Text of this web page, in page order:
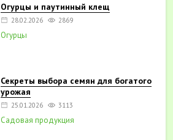
Огурцы и паутинный клещ
28.02.2026 2869
Огурцы
Секреты выбора семян для богатого
урожая
25.01.2026 3113
Садовая продукция